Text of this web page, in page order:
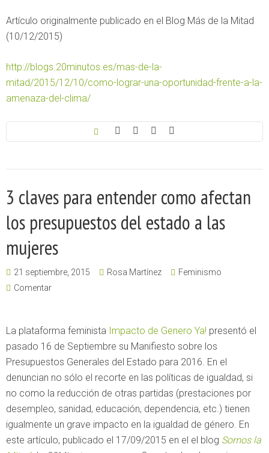
Artículo originalmente publicado en el Blog Más de la Mitad
(10/12/2015)
http://blogs.20minutos.es/mas-de-la-
mitad/2015/12/10/como-lograr-una-oportunidad-frente-a-la-
amenaza-del-clima/
3 claves para entender como afectan
los presupuestos del estado a las
mujeres
21 septiembre, 2015 Rosa Martínez
Feminismo
Comentar
La plataforma feminista Impacto de Genero Ya! presentó el
pasado 16 de Septiembre su Manifiesto sobre los
Presupuestos Generales del Estado para 2016. En el
denuncian no sólo el recorte en las políticas de igualdad, si
no como la reducción de otras partidas (prestaciones por
desempleo, sanidad, educación, dependencia, etc.) tienen
igualmente un grave impacto en la igualdad de género. En
este artículo, publicado el 17/09/2015 en el el blog Somos la